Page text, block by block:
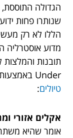
הגדולה התוססת,
שנותרו פחות
הללו לא רק
מדוע אוסטרליה
Under באמצעות
טיולים:
אקלים אזורי
אומר שהיא